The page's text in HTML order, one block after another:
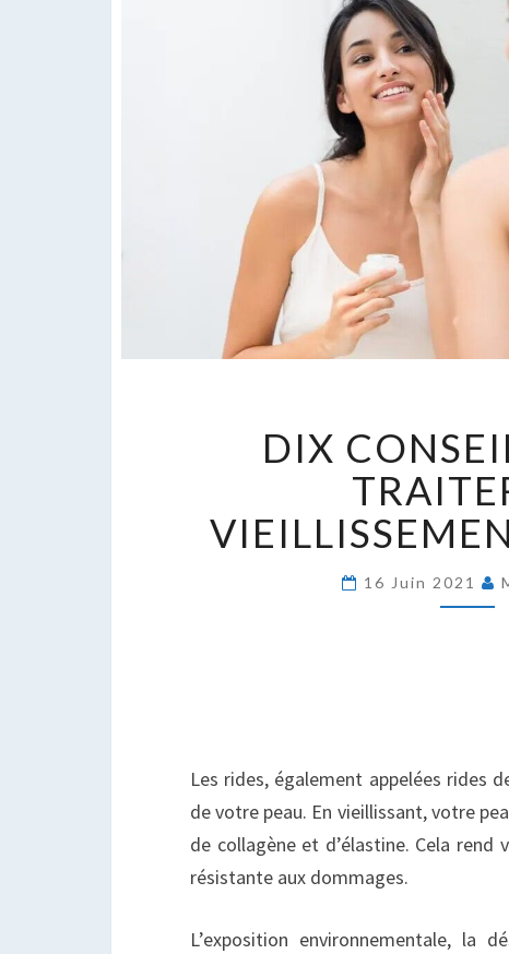
LE
DE
PEAU
DIX
16 Juin 2021
Les rides, également appelées rides
de votre peau. En vieillissant, votre
de collagène et d’élastine. Cela
résistante aux dommages.
L’exposition environnementale, la